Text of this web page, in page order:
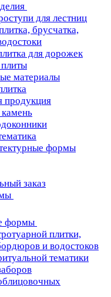
для лестниц
брусчатка,
для дорожек
материалы
продукция
формы
заказ
формы
плитки,
и водостоков
тематики